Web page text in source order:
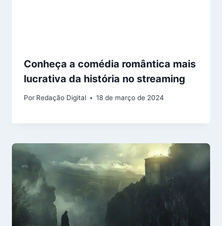
Conheça a comédia romântica mais
lucrativa da história no streaming
Por Redação Digital 18 de março de 2024